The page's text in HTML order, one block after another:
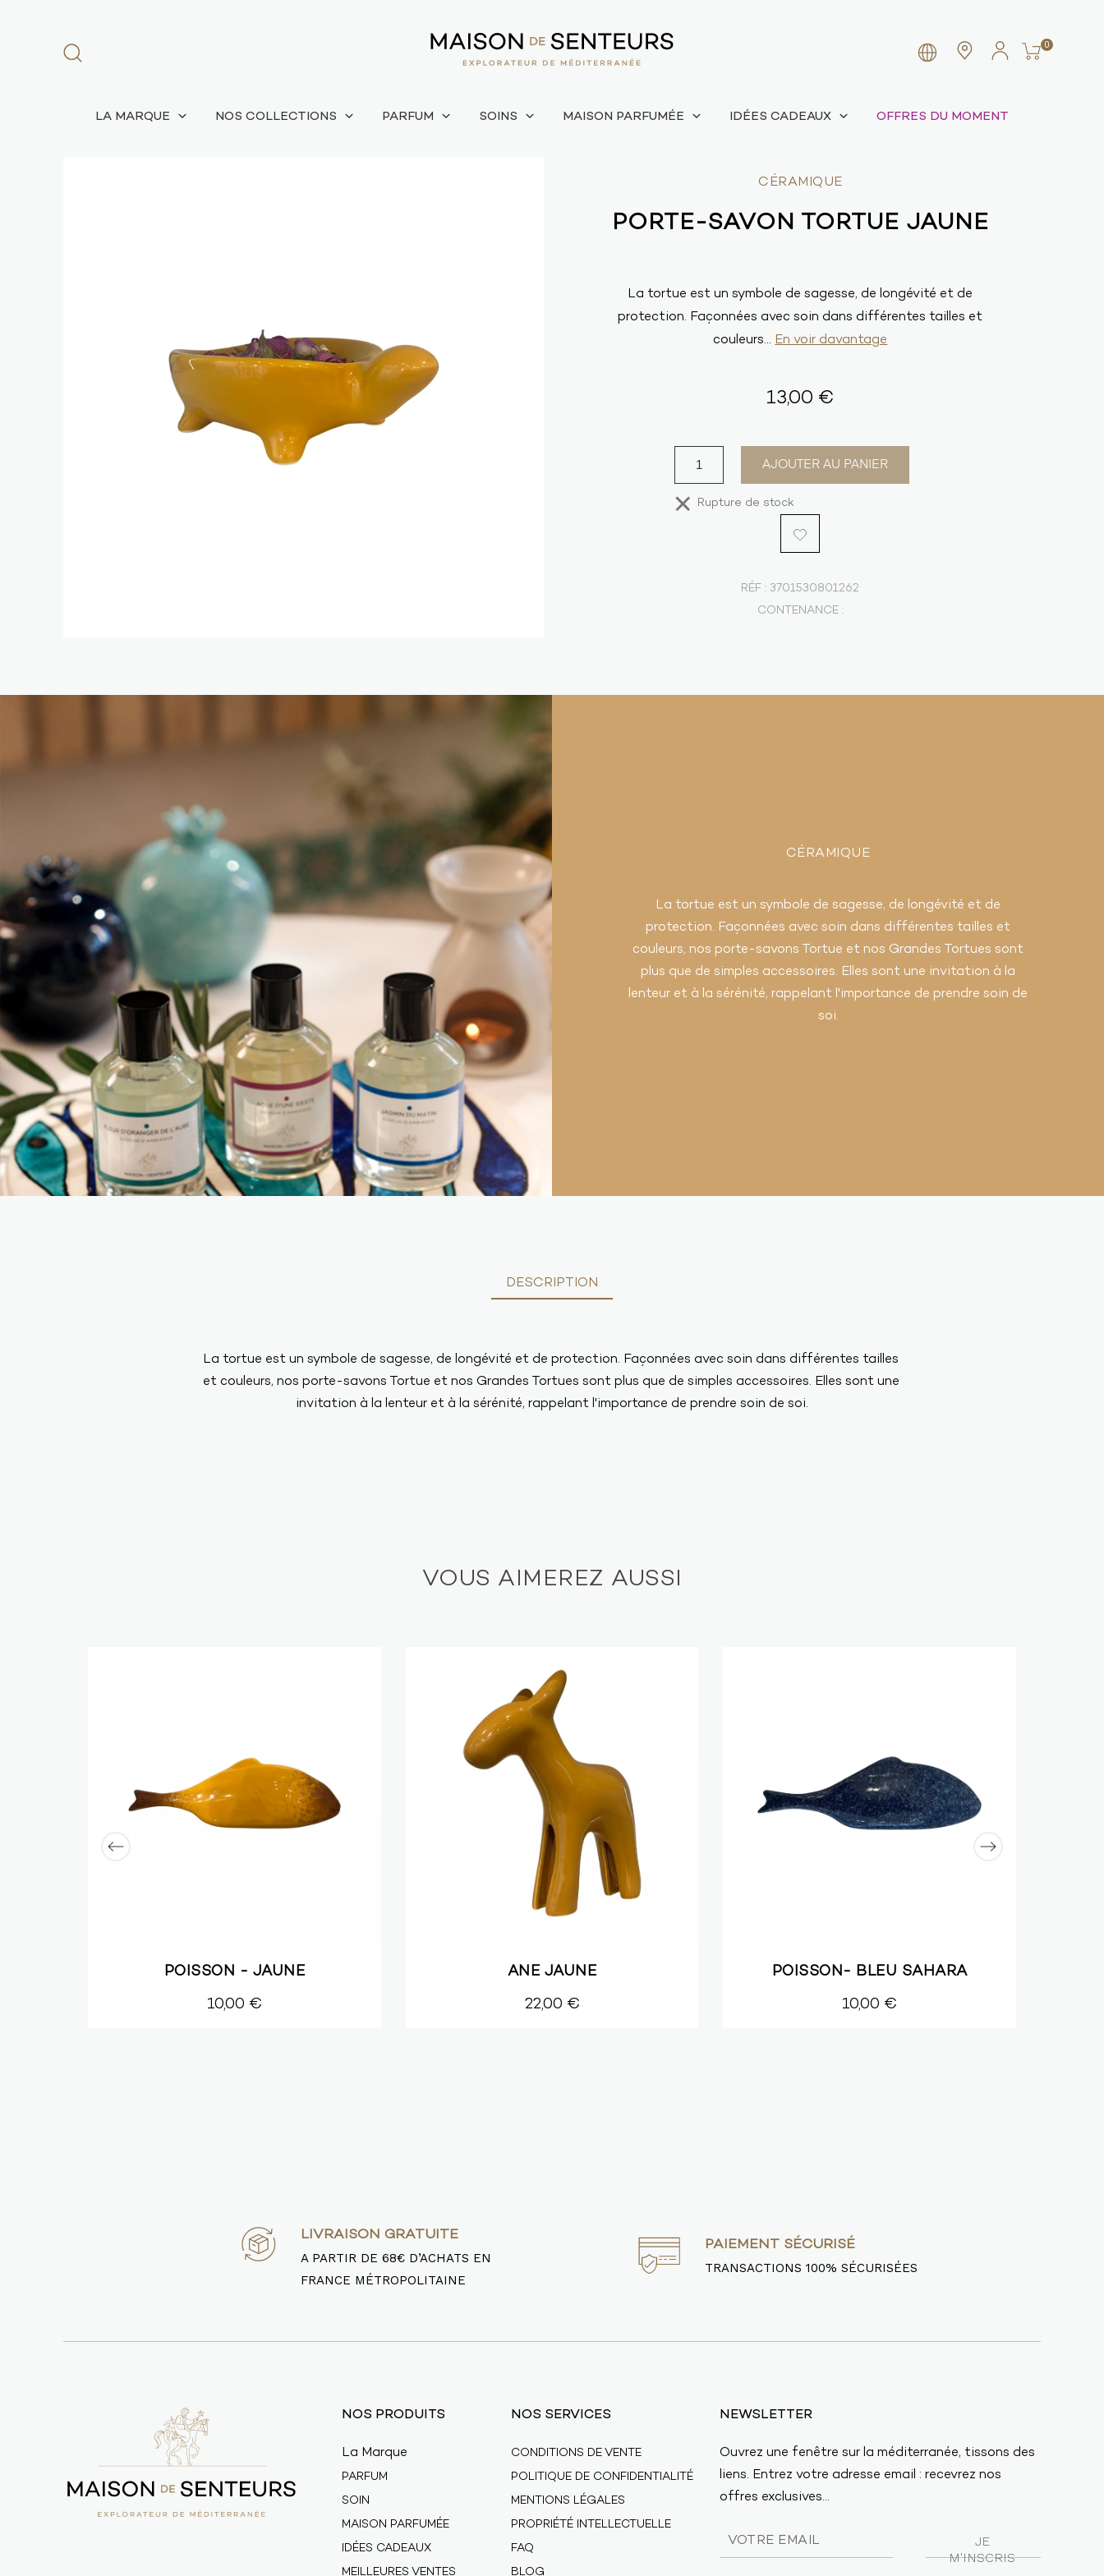
0
LA MARQUE NOS COLLECTIONS PARFUM SOINS MAISON PARFUMÉE IDÉES CADEAUX OFFRES DU MOMENT
CÉRAMIQUE
PORTE-SAVON TORTUE JAUNE
La tortue est un symbole de sagesse, de longévité et de
protection. Façonnées avec soin dans différentes tailles et
couleurs... En voir davantage
13,00 €
AJOUTER AU PANIER
Rupture de stock
RÉF : 3701530801262
CONTENANCE :
CÉRAMIQUE
La tortue est un symbole de sagesse, de longévité et de
protection. Façonnées avec soin dans différentes tailles et
couleurs, nos porte-savons Tortue et nos Grandes Tortues sont
plus que de simples accessoires. Elles sont une invitation à la
lenteur et à la sérénité, rappelant l'importance de prendre soin de
soi.
DESCRIPTION
La tortue est un symbole de sagesse, de longévité et de protection. Façonnées avec soin dans différentes tailles
et couleurs, nos porte-savons Tortue et nos Grandes Tortues sont plus que de simples accessoires. Elles sont une
invitation à la lenteur et à la sérénité, rappelant l'importance de prendre soin de soi.
VOUS AIMEREZ AUSSI
POISSON - JAUNE
10,00 €
ANE JAUNE
22,00 €
POISSON- BLEU SAHARA
10,00 €
LIVRAISON GRATUITE
A PARTIR DE 68€ D’ACHATS EN
FRANCE MÉTROPOLITAINE
PAIEMENT SÉCURISÉ
TRANSACTIONS 100% SÉCURISÉES
NOS PRODUITS
La Marque
PARFUM
SOIN
MAISON PARFUMÉE
IDÉES CADEAUX
MEILLEURES VENTES
NOS SERVICES
CONDITIONS DE VENTE
POLITIQUE DE CONFIDENTIALITÉ
MENTIONS LÉGALES
PROPRIÉTÉ INTELLECTUELLE
FAQ
BLOG
NEWSLETTER
Ouvrez une fenêtre sur la méditerranée, tissons des
liens. Entrez votre adresse email : recevrez nos
offres exclusives...